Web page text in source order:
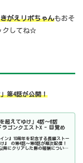
がえリポちゃんもおそ
クしてね☆
第4話が公開！
超えてゆけ」4話～6話
ラゴンクエストX - 目覚め
ン』10周年を記念する長編ストー
』 の第4話～第6話が順次配信！
にクリアした際の報酬について